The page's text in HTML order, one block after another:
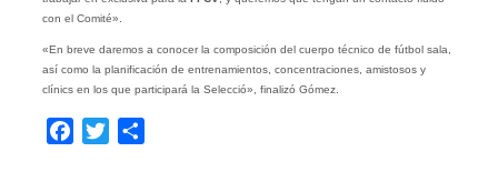
con el Comité».
«En breve daremos a conocer la composición del cuerpo técnico de fútbol sala,
así como la planificación de entrenamientos, concentraciones, amistosos y
clínics en los que participará la Selecció», finalizó Gómez.
Facebook
Twitter